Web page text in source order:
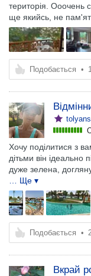
територія. Ооочень
ще якийсь, не
Подобається •
Хочу поділитися з
дітьми він ідеально
дуже зелена,
… Ще ▾
Подобається •
Вкрай